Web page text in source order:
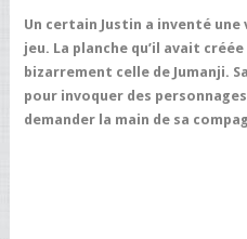
Un certain Justin a inventé
jeu. La planche qu’il avait
bizarrement celle de Jumanji.
pour invoquer des
demander la main de sa